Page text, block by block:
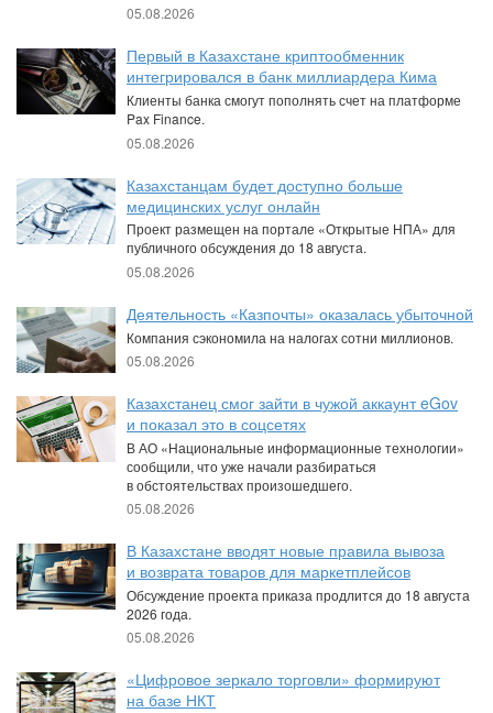
05.08.2026
Первый в Казахстане криптообменник
интегрировался в банк миллиардера Кима
Клиенты банка смогут пополнять счет на платформе
Pax Finance.
05.08.2026
Казахстанцам будет доступно больше
медицинских услуг онлайн
Проект размещен на портале «Открытые НПА» для
публичного обсуждения до 18 августа.
05.08.2026
Деятельность «Казпочты» оказалась убыточной
Компания сэкономила на налогах сотни миллионов.
05.08.2026
Казахстанец смог зайти в чужой аккаунт eGov
и показал это в соцсетях
В АО «Национальные информационные технологии»
сообщили, что уже начали разбираться
в обстоятельствах произошедшего.
05.08.2026
В Казахстане вводят новые правила вывоза
и возврата товаров для маркетплейсов
Обсуждение проекта приказа продлится до 18 августа
2026 года.
05.08.2026
«Цифровое зеркало торговли» формируют
на базе НКТ